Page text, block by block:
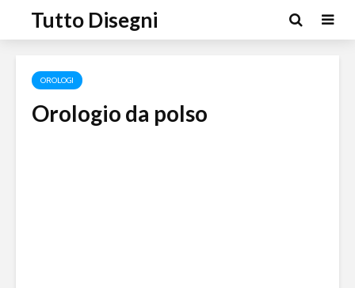
Tutto Disegni
OROLOGI
Orologio da polso